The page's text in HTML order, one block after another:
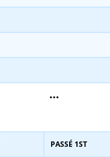
…
PASSÉ 1ST